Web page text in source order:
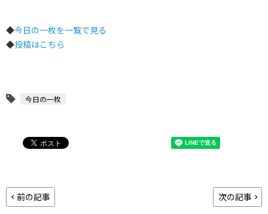
◆今日の一枚を一覧で見る
◆投稿はこちら
今日の一枚
前の記事 次の記事